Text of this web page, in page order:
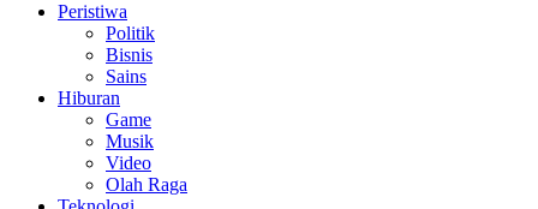
Peristiwa
Politik
Bisnis
Sains
Hiburan
Game
Musik
Video
Olah Raga